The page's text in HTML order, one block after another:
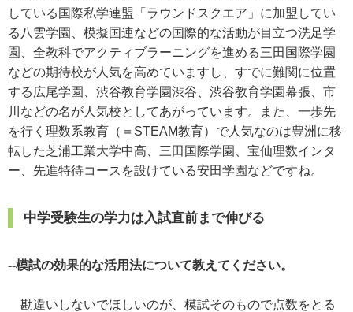
している国際私学連盟「ラウンドスクエア」に加盟してい
る八雲学園、模擬国連などの国際的な活動が目立つ洗足学
園、全教科でアクティブラーニングを進める三田国際学園
などの期待校が人気を高めていますし、すでに難関に位置
する広尾学園、渋谷教育学園渋谷、渋谷教育学園幕張、市
川などの名が人気校としてあがっています。また、一歩先
を行く理数系教育（＝STEAM教育）で人気なのは豊洲に移
転した芝浦工業大学中高、三田国際学園、宝仙理数インタ
ー、先進特待コースを設けている安田学園などですね。
中学受験生の学力は入試直前まで伸びる
--模試の効果的な活用法について教えてください。
勘違いしないでほしいのが、模試そのもので点数をとる